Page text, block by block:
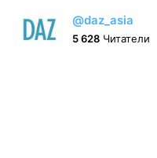
@daz_asia
5 628 Читатели